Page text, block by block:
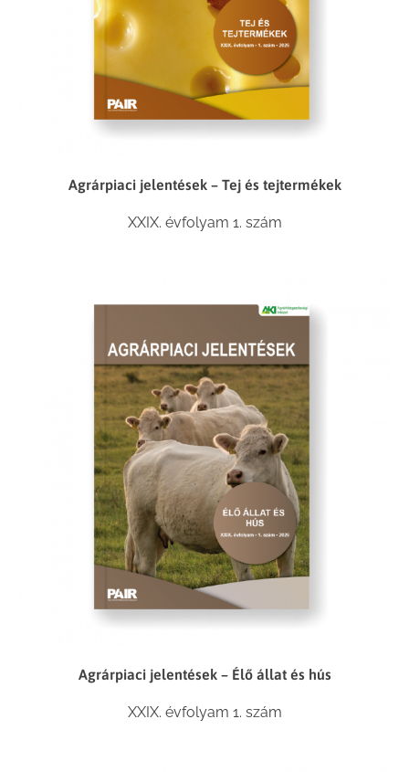
Agrárpiaci jelentések – Tej és tejtermékek
XXIX. évfolyam 1. szám
Agrárpiaci jelentések – Élő állat és hús
XXIX. évfolyam 1. szám